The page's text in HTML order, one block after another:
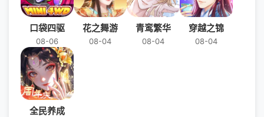
口袋四驱
08-06
花之舞游
08-04
青鸾繁华
08-04
穿越之锦
08-04
全民养成